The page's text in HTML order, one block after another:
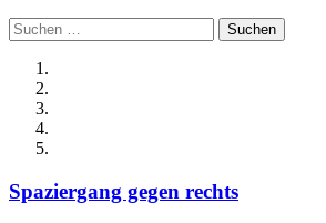
Suchen
nach:
Spaziergang gegen rechts